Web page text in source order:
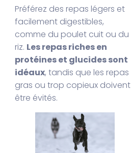
Préférez des repas légers et
facilement digestibles,
comme du poulet cuit ou du
riz. Les repas riches en
protéines et glucides sont
idéaux, tandis que les repas
gras ou trop copieux doivent
être évités.